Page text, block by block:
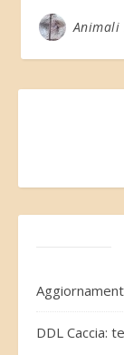
DDL Caccia: